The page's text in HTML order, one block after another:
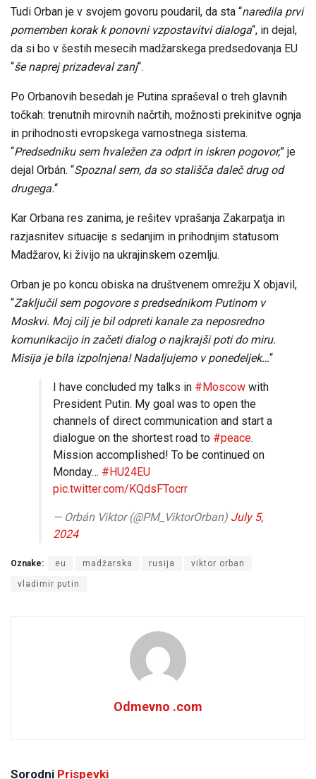
Tudi Orban je v svojem govoru poudaril, da sta “naredila prvi
pomemben korak k ponovni vzpostavitvi dialoga“, in dejal,
da si bo v šestih mesecih madžarskega predsedovanja EU
“še naprej prizadeval zanj“.
Po Orbanovih besedah je Putina spraševal o treh glavnih
točkah: trenutnih mirovnih načrtih, možnosti prekinitve ognja
in prihodnosti evropskega varnostnega sistema.
“Predsedniku sem hvaležen za odprt in iskren pogovor,” je
dejal Orbán. “Spoznal sem, da so stališča daleč drug od
drugega.“
Kar Orbana res zanima, je rešitev vprašanja Zakarpatja in
razjasnitev situacije s sedanjim in prihodnjim statusom
Madžarov, ki živijo na ukrajinskem ozemlju.
Orban je po koncu obiska na društvenem omrežju X objavil,
“Zaključil sem pogovore s predsednikom Putinom v
Moskvi. Moj cilj je bil odpreti kanale za neposredno
komunikacijo in začeti dialog o najkrajši poti do miru.
Misija je bila izpolnjena! Nadaljujemo v ponedeljek…“
I have concluded my talks in #Moscow with
President Putin. My goal was to open the
channels of direct communication and start a
dialogue on the shortest road to #peace.
Mission accomplished! To be continued on
Monday… #HU24EU
pic.twitter.com/KQdsFTocrr
— Orbán Viktor (@PM_ViktorOrban) July 5,
2024
Oznake: eu madžarska rusija viktor orban
vladimir putin
Odmevno .com
Sorodni Prispevki